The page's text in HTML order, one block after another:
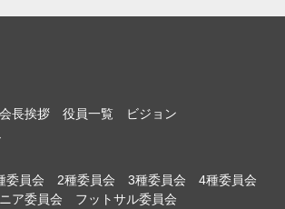
会長挨拶 役員一覧
ビジョン
委員会 2種委員会 3種委員会
4種委員会
ア委員会
フットサル委員会